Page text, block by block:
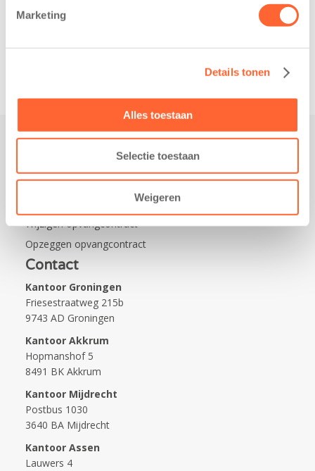
Marketing
Details tonen
Alles toestaan
Selectie toestaan
Weigeren
de wijk Wiarda in
Leeuwarden Zuid.
Werken bij Kids First
Wijzigen opvangcontract
Opzeggen opvangcontract
Contact
Kantoor Groningen
Friesestraatweg 215b
9743 AD Groningen
Kantoor Akkrum
Hopmanshof 5
8491 BK Akkrum
Kantoor Mijdrecht
Postbus 1030
3640 BA Mijdrecht
Kantoor Assen
Lauwers 4